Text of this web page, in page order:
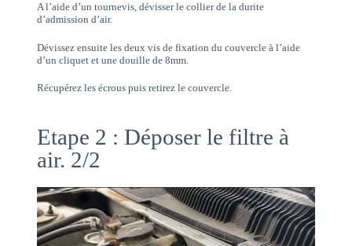
A l’aide d’un tournevis, dévisser le collier de la durite
d’admission d’air.
Dévissez ensuite les deux vis de fixation du couvercle à l’aide
d’un cliquet et une douille de 8mm.
Récupérez les écrous puis retirez le couvercle.
Etape 2 : Déposer le filtre à
air. 2/2